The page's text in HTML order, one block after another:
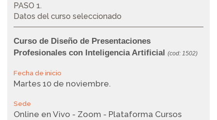
PASO 1.
Datos del curso seleccionado
Curso de Diseño de Presentaciones
Profesionales con Inteligencia Artificial (cod: 1502)
Fecha de inicio
Martes 10 de noviembre.
Sede
Online en Vivo - Zoom - Plataforma Cursos